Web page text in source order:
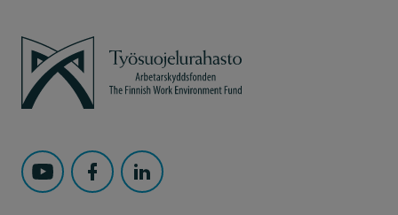
Työsuojelurahasto
Seuraa Työsuojelurahasto kohteessa: YouTube
Seuraa Työsuojelurahasto kohteessa:
Seuraa Työsuojelurahasto kohteessa: